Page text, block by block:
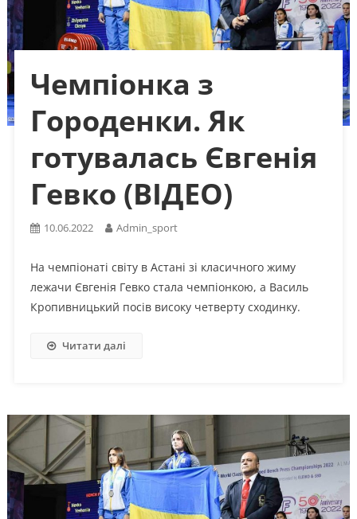
Чемпіонка з
Городенки. Як
готувалась Євгенія
Гевко (ВІДЕО)
10.06.2022 Admin_sport
На чемпіонаті світу в Астані зі класичного жиму
лежачи Євгенія Гевко стала чемпіонкою, а Василь
Кропивницький посів високу четверту сходинку.
Читати далі